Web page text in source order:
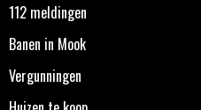
112 meldingen
Banen in Mook
Vergunningen